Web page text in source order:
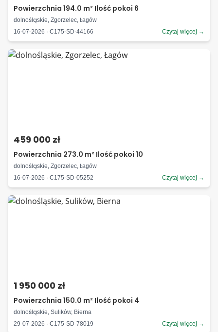
Powierzchnia 194.0 m² Ilość pokoi 6
dolnośląskie, Zgorzelec, Łagów
16-07-2026 · C175-SD-44166
Czytaj więcej →
459 000 zł
Powierzchnia 273.0 m² Ilość pokoi 10
dolnośląskie, Zgorzelec, Łagów
16-07-2026 · C175-SD-05252
Czytaj więcej →
1 950 000 zł
Powierzchnia 150.0 m² Ilość pokoi 4
dolnośląskie, Sulików, Bierna
29-07-2026 · C175-SD-78019
Czytaj więcej →